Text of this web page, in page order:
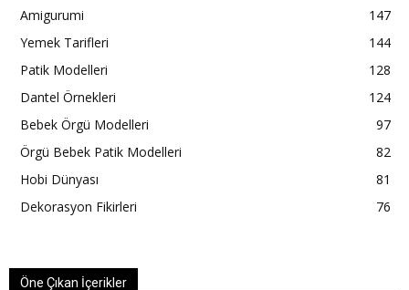
Amigurumi
147
Yemek Tarifleri
144
Patik Modelleri
128
Dantel Örnekleri
124
Bebek Örgü Modelleri
97
Örgü Bebek Patik Modelleri
82
Hobi Dünyası
81
Dekorasyon Fikirleri
76
Öne Çıkan İçerikler